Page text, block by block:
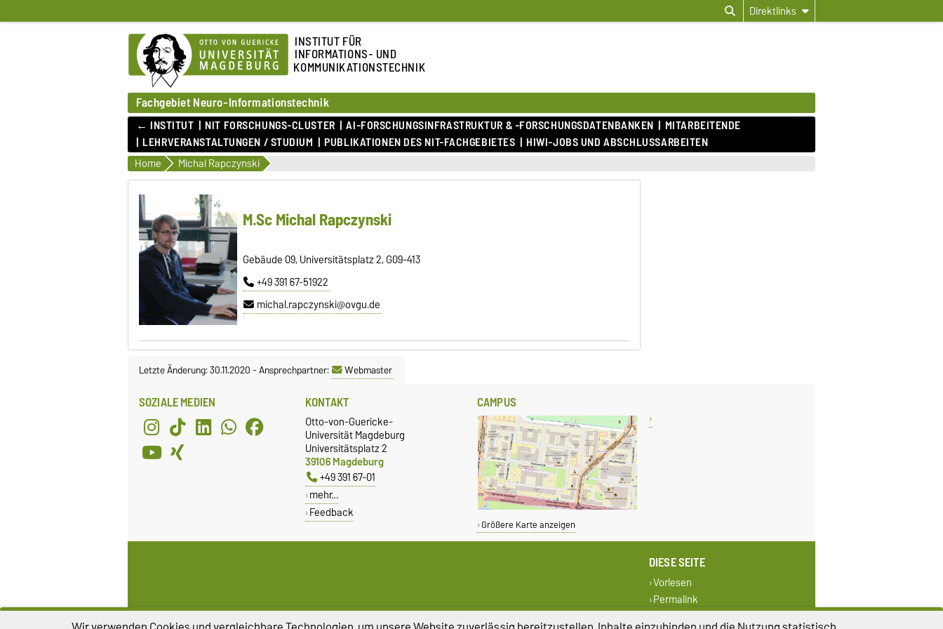
Direktlinks
INSTITUT FÜR
INFORMATIONS- UND
KOMMUNIKATIONSTECHNIK
Fachgebiet Neuro-Informationstechnik
← INSTITUT NIT FORSCHUNGS-CLUSTER AI-FORSCHUNGSINFRASTRUKTUR & -FORSCHUNGSDATENBANKEN
MITARBEITENDE
LEHRVERANSTALTUNGEN / STUDIUM
PUBLIKATIONEN DES NIT-FACHGEBIETES HIWI-JOBS UND ABSCHLUSSARBEITEN
Home Michal Rapczynski
M.Sc Michal Rapczynski
Gebäude 09, Universitätsplatz 2, G09-413
+49 391 67-51922
michal.rapczynski@ovgu.de
Letzte Änderung: 30.11.2020-Ansprechpartner: Webmaster
SOZIALE MEDIEN KONTAKT
Otto-von-Guericke-
Universität Magdeburg
Universitätsplatz 2
39106 Magdeburg
+49 391 67-01
mehr…
Feedback
CAMPUS
Größere Karte anzeigen
DIESE SEITE
Vorlesen
Permalink